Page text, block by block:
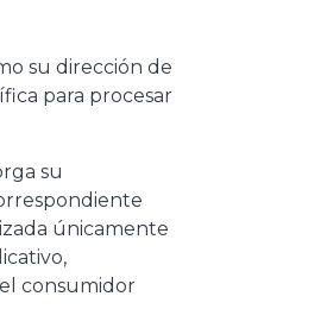
su dirección de
para procesar
su
únicamente
consumidor